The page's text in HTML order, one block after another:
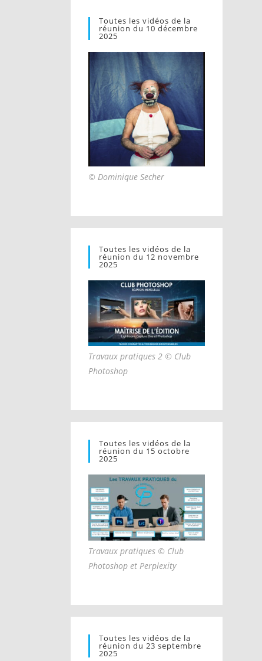
Toutes les vidéos de la
réunion du 10 décembre
2025
© Dominique Secher
Toutes les vidéos de la
réunion du 12 novembre
2025
Travaux pratiques 2 © Club
Photoshop
Toutes les vidéos de la
réunion du 15 octobre
2025
Travaux pratiques © Club
Photoshop et Perplexity
Toutes les vidéos de la
réunion du 23 septembre
2025